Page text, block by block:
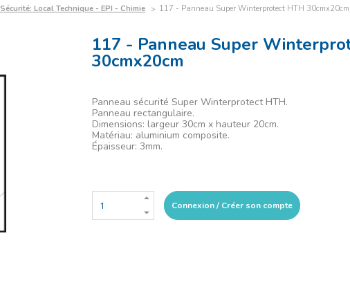
Sécurité: Local Technique - EPI - Chimie 117 - Panneau Super Winterprotect HTH 30cmx20cm
117 - Panneau Super
30cmx20cm
Panneau sécurité Super Winterprotect HTH.
Panneau rectangulaire.
Dimensions: largeur 30cm x hauteur 20cm.
Matériau: aluminium composite.
Épaisseur: 3mm.
Connexion / Créer son compte